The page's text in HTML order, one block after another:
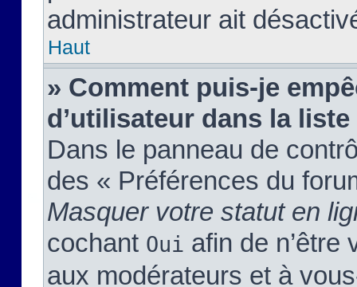
administrateur ait
Haut
» Comment puis-je
d’utilisateur dans la
Dans le panneau de
des « Préférences du
Masquer votre statut en
cochant Oui afin de n’être
aux modérateurs et à